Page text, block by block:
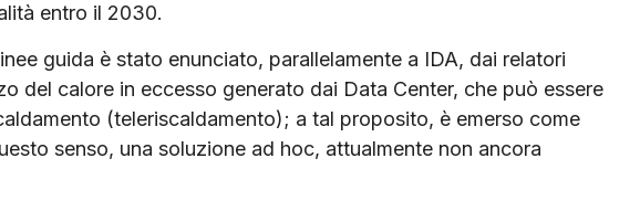
entro il 2030.
guida è stato enunciato, parallelamente a IDA, dai relatori
del calore in eccesso generato dai Data Center, che può essere
(teleriscaldamento); a tal proposito, è emerso come
senso, una soluzione ad hoc, attualmente non ancora